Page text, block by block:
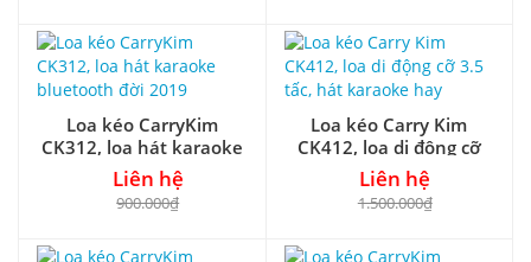
Loa kéo CarryKim
CK312, loa hát karaoke
bluetooth đời 2019
Liên hệ
900.000₫
Loa kéo Carry Kim
CK412, loa di động cỡ
3.5 tấc, hát karaoke hay
Liên hệ
1.500.000₫